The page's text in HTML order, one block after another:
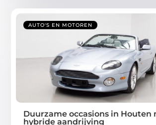
AUTO'S EN MOTOREN
Duurzame occasions in Houten
hybride aandrijving